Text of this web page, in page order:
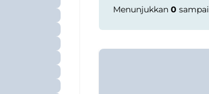
Menunjukkan 0 sampai